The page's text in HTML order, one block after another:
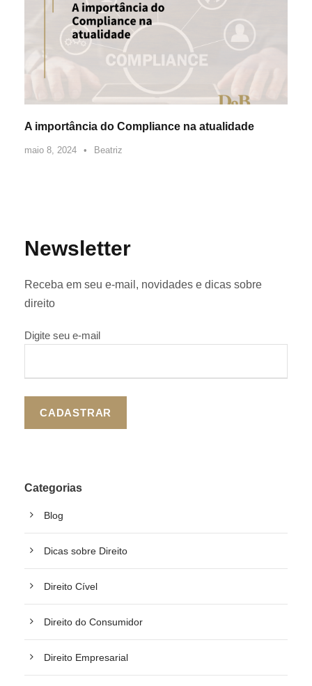
A importância do Compliance na atualidade
maio 8, 2024 • Beatriz
Newsletter
Receba em seu e-mail, novidades e dicas sobre
direito
Digite seu e-mail
Categorias
Blog
Dicas sobre Direito
Direito Cível
Direito do Consumidor
Direito Empresarial